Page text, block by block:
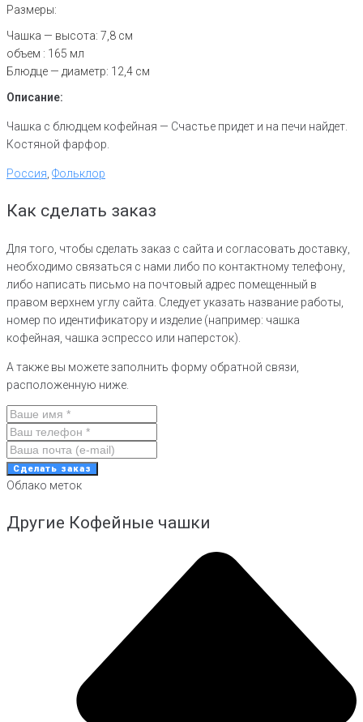
Размеры:
Чашка — высота: 7,8 см
объем : 165 мл
Блюдце — диаметр: 12,4 см
Описание:
Чашка с блюдцем кофейная — Счастье придет и на печи найдет.
Костяной фарфор.
Россия, Фольклор
Как сделать заказ
Для того, чтобы сделать заказ с сайта и согласовать доставку,
необходимо связаться с нами либо по контактному телефону,
либо написать письмо на почтовый адрес помещенный в
правом верхнем углу сайта. Следует указать название работы,
номер по идентификатору и изделие (например: чашка
кофейная, чашка эспрессо или наперсток).
А также вы можете заполнить форму обратной связи,
расположенную ниже.
Сделать заказ
Облако меток
Другие Кофейные чашки